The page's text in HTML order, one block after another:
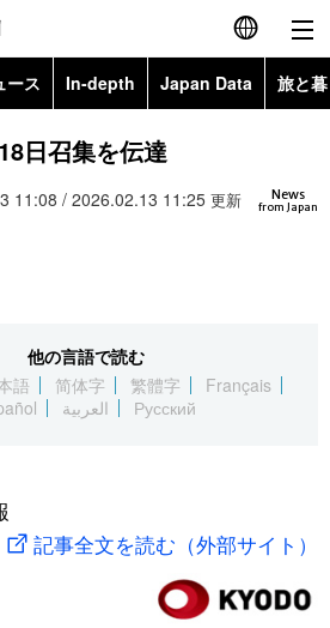
English
繁體字
العربية
ース In-depth Japan Data 旅と
Images
お知らせ
日召集を伝達
News
from Japan
11:08 / 2026.02.13 11:25 更新
他の言語で読む
語 简体字 繁體字
Français
العربية Русский
記事全文を読む（外部サイト）